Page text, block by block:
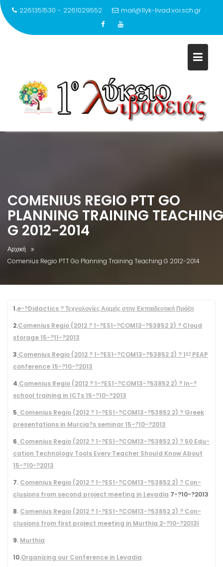
2261351530 - 2261029552 mail@1lyk-livad.voi.sch.gr
COMENIUS REGIO PTT GO
PLANNING TRAINING TEACHING
G 2012-2014
Αρχική
Comenius Regio PTT Go Planning Training Teaching G 2012-2014
1.e-?Didactics ? Τεχνολογίες Αιχμής στην Εκπαιδευτική Πράξη
2.Come­nius Regio (2012 ? 1-?ES1-?COM13-?53852 2) ? Cloud
stor­age 15-?11-?2013
3.Come­nius Regio (2012 ? 1-?ES1-?COM13-?53852 2) ? 1st PEAP
con­fer­ence 15-?10-?2013
4.Come­nius Regio (2012 ? 1-?ES1-?COM13-?53852 2) ? In-?
school train­ing in ICTs 15-?10-?2013
5. Come­nius Regio (2012 ? 1-?ES1-?COM13-?53852 2) ? Greek
pre­sen­ta­tions in Murcia?s sem­i­nar 15-?10-?2013
6. Come­nius Regio (2012 ? 1-?ES1-?COM13-?53852 2) ? 50 Edu­
ca­tion Tech­nol­ogy Tools Every Teacher Should Know About
15-?10-?2013
7. Come­nius Regio (2012 ? 1-?ES1-?COM13-?53852 2) ? Con­
clu­sions from sec­ond project meet­ing jn Leva­dia 7-?10-?2013
8. Come­nius Regio (2012 ? 1-?ES1-?COM13-?53852 2) ? Con­
clu­sions from first project meet­ing jn Murthia 2-?10-?2013l
9. Murthia
10.Orga­niz­ing our Con­fer­ence in Levadia